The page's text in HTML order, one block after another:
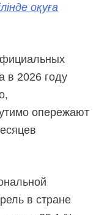
оқуға
в 2026 году
опережают
в стране